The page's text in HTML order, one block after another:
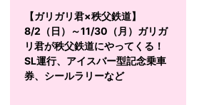
【ガリガリ君×秩父鉄道】
8/2（日）～11/30（月）ガリガ
リ君が秩父鉄道にやってくる！
SL運行、アイスバー型記念乗車
券、シールラリーなど